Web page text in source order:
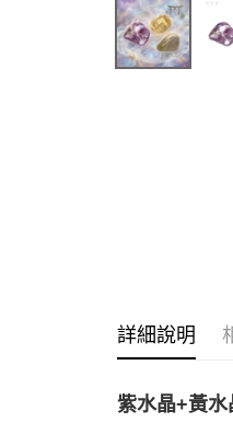
詳細說明
紫水晶+黃